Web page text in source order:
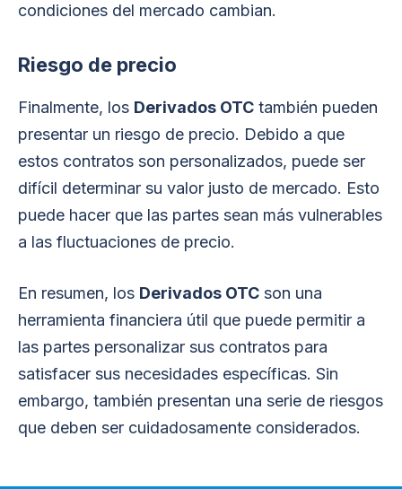
condiciones del mercado cambian.
Riesgo de precio
Finalmente, los Derivados OTC también pueden
presentar un riesgo de precio. Debido a que
estos contratos son personalizados, puede ser
difícil determinar su valor justo de mercado. Esto
puede hacer que las partes sean más vulnerables
a las fluctuaciones de precio.
En resumen, los Derivados OTC son una
herramienta financiera útil que puede permitir a
las partes personalizar sus contratos para
satisfacer sus necesidades específicas. Sin
embargo, también presentan una serie de riesgos
que deben ser cuidadosamente considerados.